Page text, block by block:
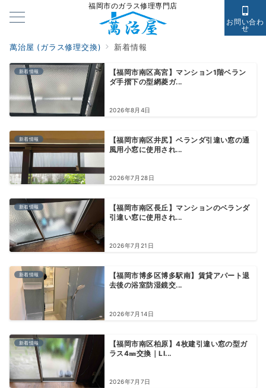
福岡市のガラス修理専門店
お問い合わ
せ
萬治屋 (ガラス修理交換) 新着情報
新着情報
【福岡市南区高宮】マンション1階ベラン
ダ手摺下の型網菱ガ...
2026年8月4日
新着情報
【福岡市南区井尻】ベランダ引違い窓の通
風用小窓に使用され...
2026年7月28日
新着情報
【福岡市南区長丘】マンションのベランダ
引違い窓に使用され...
2026年7月21日
新着情報
【福岡市博多区博多駅南】賃貸アパート退
去後の浴室防湿鏡交...
2026年7月14日
新着情報
【福岡市南区柏原】4枚建引違い窓の型ガ
ラス4㎜交換｜LI...
2026年7月7日